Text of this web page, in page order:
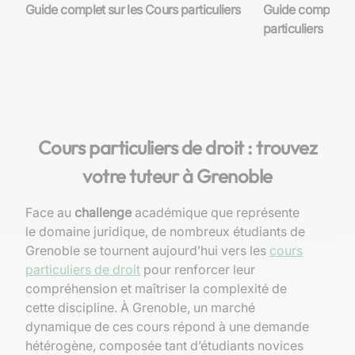
Guide complet sur les Cours particuliers
Guide complet
particuliers
Cours particuliers de droit : trouvez
votre tuteur à Grenoble
Face au challenge académique que représente
le domaine juridique, de nombreux étudiants de
Grenoble se tournent aujourd’hui vers les cours
particuliers de droit pour renforcer leur
compréhension et maîtriser la complexité de
cette discipline. À Grenoble, un marché
dynamique de ces cours répond à une demande
hétérogène, composée tant d’étudiants novices